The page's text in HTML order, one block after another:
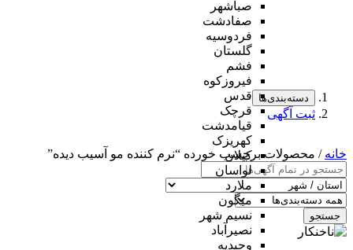
صباشهر
صفادشت
فردوسیه
گلستان
فشم
فیروزکوه
قدس
قرچک
قیامدشت
کهریزک
کیلان
لواسان
ملارد
میگون
نسیم شهر
نصیرآباد
وحیدیه
دسته‌بندی‌ها
ثبت آگهی
خانه / محصولات برچسب خورده “نرم کننده مو آسیب دیده”
جستجو